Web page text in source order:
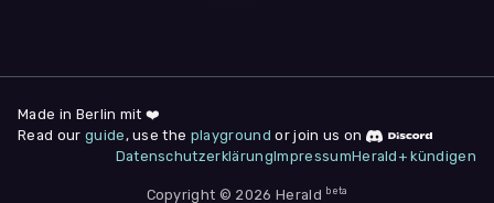
deine Zustimmung jederzeit unter "
am Seitenende widerrufen.
Nur notwendige
Made in Berlin mit ❤️
Read our guide , use the playground or join us on
DatenschutzerklärungImpressumHerald+ kündigen
Copyright © 2026 Herald beta